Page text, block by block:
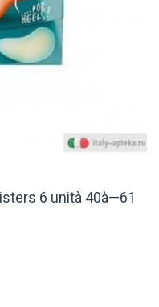
6 unità 40à—61